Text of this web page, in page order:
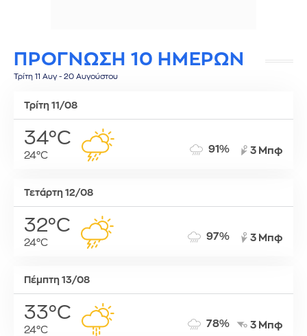
ΠΡΟΓΝΩΣΗ 10 ΗΜΕΡΩΝ
Τρίτη 11 Αυγ - 20 Αυγούστου
Τρίτη 11/08
34°C
24°C
91% 3 Μπφ
Τετάρτη 12/08
32°C
24°C
97% 3 Μπφ
Πέμπτη 13/08
33°C
24°C
78% 3 Μπφ